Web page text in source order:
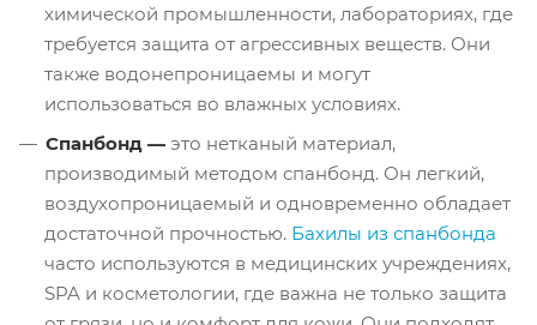
химической промышленности, лабораториях, где
требуется защита от агрессивных веществ. Они
также водонепроницаемы и могут
использоваться во влажных условиях.
Спанбонд — это нетканый материал,
производимый методом спанбонд. Он легкий,
воздухопроницаемый и одновременно обладает
достаточной прочностью. Бахилы из спанбонда
часто используются в медицинских учреждениях,
SPA и косметологии, где важна не только защита